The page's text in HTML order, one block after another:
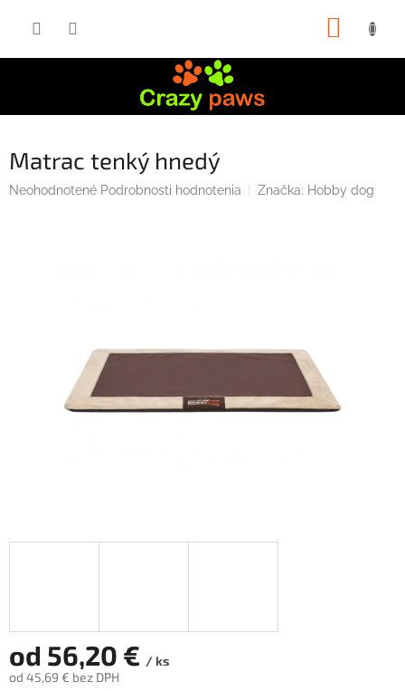
Matrac tenký hnedý
Priemerné
Neohodnotené Podrobnosti hodnotenia Značka: Hobby dog
od 56,20 € / ks
od 45,69 € bez DPH